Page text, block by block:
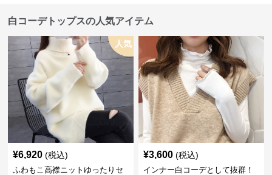
白コーデトップスの人気アイテム
人気
¥6,920 (税込)
ふわもこ高襟ニットゆったりセ
¥3,600 (税込)
インナー白コーデとして抜群！